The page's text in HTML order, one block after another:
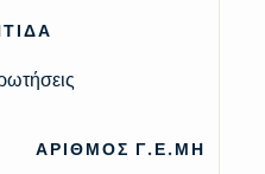
ΑΡΙΘΜΟΣ Γ.Ε.ΜΗ